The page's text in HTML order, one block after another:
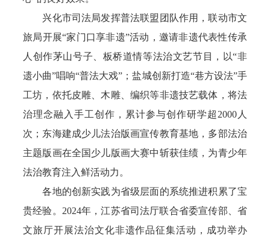
兴化市司法局发挥普法联盟团队作用，联动市文
旅局开展“家门口享非遗”活动，邀请非遗代表性传承
人创作茅山号子、板桥道情等法治文艺节目，以“非
遗小曲”唱响“普法大戏”；盐城创新打造“巷方设法”手
工坊，依托皮雕、木雕、编织等非遗技艺载体，将法
治理念融入手工创作，累计参与创作研学超2000人
次；东海建成少儿法治版画宣传教育基地，多部法治
主题版画在全国少儿版画大赛中斩获佳绩，为青少年
法治教育注入鲜活动力。
各地的创新实践为省级层面的系统推进积累了宝
贵经验。2024年，江苏省司法厅联合省委宣传部、省
文旅厅开展法治文化非遗作品征集活动，成功举办